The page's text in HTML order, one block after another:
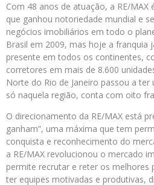
Com 48 anos de atuação, a RE/MAX
que ganhou notoriedade mundial e
negócios imobiliários em todo o
Brasil em 2009, mas hoje a franquia
presente em todos os continentes,
corretores em mais de 8.600
Norte do Rio de Janeiro passou a
só naquela região, conta com oito
O direcionamento da RE/MAX está
ganham”, uma máxima que tem
conquista e reconhecimento do
a RE/MAX revolucionou o mercado
permite recrutar e reter os melhores
ter equipes motivadas e produtivas,